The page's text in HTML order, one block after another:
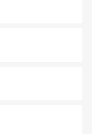
る外せないスポット